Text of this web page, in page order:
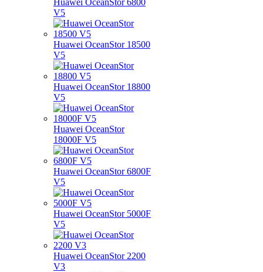
Huawei OceanStor 6800
V5
Huawei OceanStor 18500
V5
Huawei OceanStor 18800
V5
Huawei OceanStor
18000F V5
Huawei OceanStor 6800F
V5
Huawei OceanStor 5000F
V5
Huawei OceanStor 2200
V3